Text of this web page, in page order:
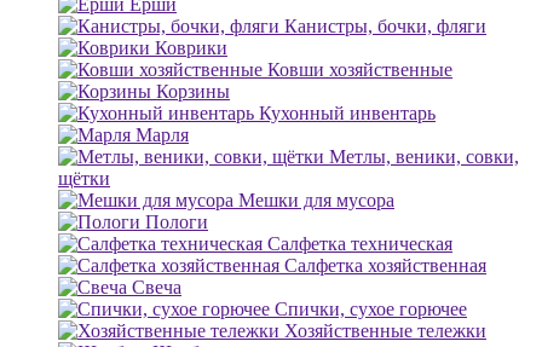
Ерши
Канистры, бочки, фляги
Коврики
Ковши хозяйственные
Корзины
Кухонный инвентарь
Марля
Метлы, веники, совки,
щётки
Мешки для мусора
Пологи
Салфетка техническая
Салфетка хозяйственная
Свеча
Спички, сухое горючее
Хозяйственные тележки